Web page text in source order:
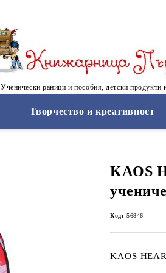
Ученически раници и пособия, детски продукти
Творчество и креативност
KAOS
Код: 56846
KAOS